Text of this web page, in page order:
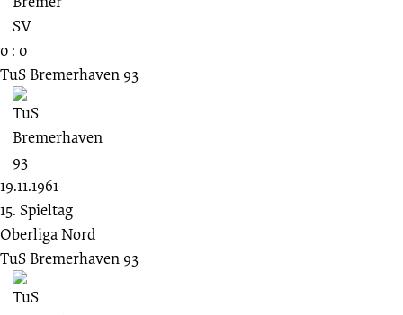
0 : 0
TuS Bremerhaven 93
19.11.1961
15. Spieltag
Oberliga Nord
TuS Bremerhaven 93